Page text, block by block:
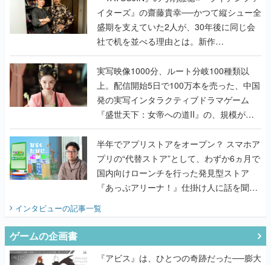
イターズ』の齋藤貴幸──かつて縦シュー全
盛期を支えていた2人が、30年後に同じ会
社で机を並べる理由とは。新作
『TATSUJIN EXTREME』で初タッグを組
んだレジェンド2人に訊く開発秘話
実写映像1000分、ルート分岐100種類以
上。配信開始5日で100万本を売った、中国
発の実写インタラクティブドラマゲーム
『盛世天下：女帝への道II』の、規模が違
うこだわりをプロデューサーに聞いた
半年でアプリストアをオープン？ スマホア
プリの“代替ストア”として、わずか6ヵ月で
国内向けローンチを行った発見型ストア
『あっぷアリーナ！』仕掛け人に話を聞い
インタビューの記事一覧
ゲームの企画書
『アビス』は、ひとつの奇跡だった──膨大